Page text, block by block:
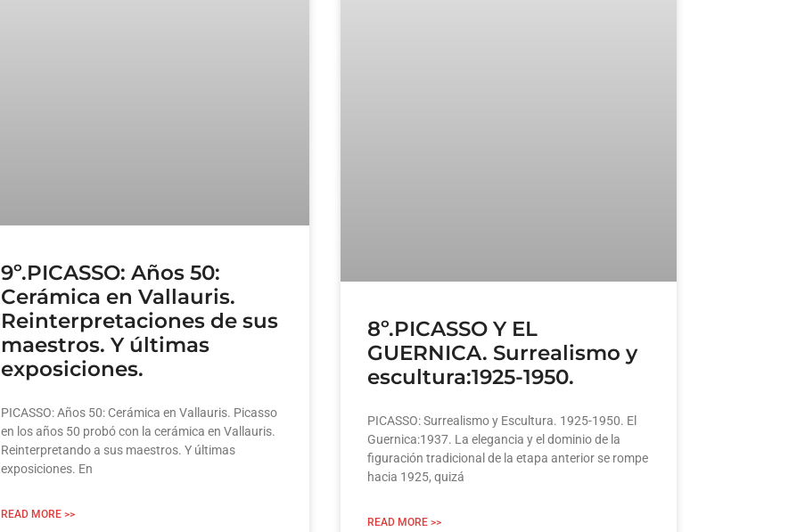
9º.PICASSO: Años 50:
Cerámica en Vallauris.
Reinterpretaciones de sus
maestros. Y últimas
exposiciones.
PICASSO: Años 50: Cerámica en Vallauris. Picasso
en los años 50 probó con la cerámica en Vallauris.
Reinterpretando a sus maestros. Y últimas
exposiciones. En
READ MORE >>
8º.PICASSO Y EL
GUERNICA. Surrealismo y
escultura:1925-1950.
PICASSO: Surrealismo y Escultura. 1925-1950. El
Guernica:1937. La elegancia y el dominio de la
figuración tradicional de la etapa anterior se rompe
hacia 1925, quizá
READ MORE >>